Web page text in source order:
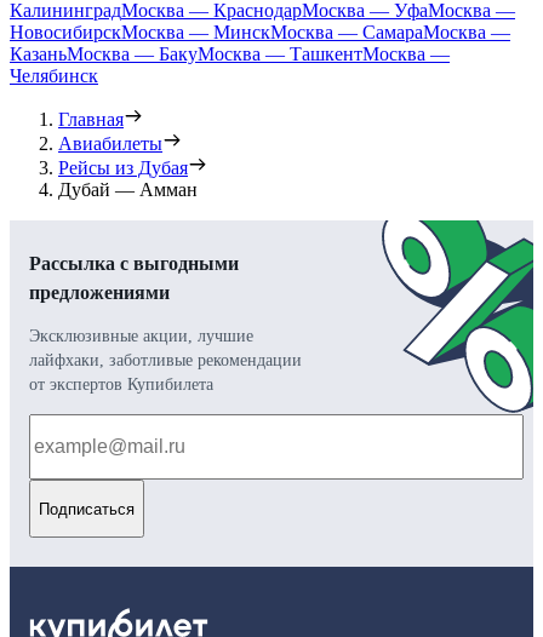
КалининградМосква — КраснодарМосква — УфаМосква —
НовосибирскМосква — МинскМосква — СамараМосква —
КазаньМосква — БакуМосква — ТашкентМосква —
Челябинск
Главная
Авиабилеты
Рейсы из Дубая
Дубай — Амман
Рассылка с выгодными
предложениями
Эксклюзивные акции, лучшие
лайфхаки, заботливые рекомендации
от экспертов Купибилета
Подписаться